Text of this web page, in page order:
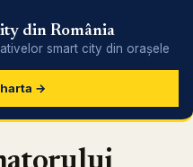
din România
smart city din orașele
→